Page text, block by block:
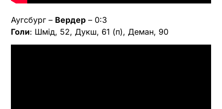
Аугсбург – Вердер – 0:3
Голи: Шмід, 52, Дукш, 61 (п), Деман, 90